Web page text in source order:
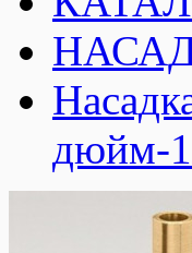
дюйм-